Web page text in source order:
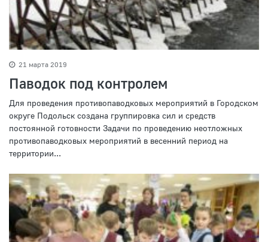
21 марта 2019
Паводок под контролем
Для проведения противопаводковых мероприятий в Городском
округе Подольск создана группировка сил и средств
постоянной готовности Задачи по проведению неотложных
противопаводковых мероприятий в весенний период на
территории...